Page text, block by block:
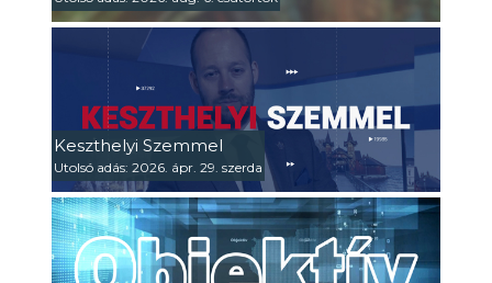
Keszthelyi Szemmel
Utolsó adás: 2026. ápr. 29. szerda